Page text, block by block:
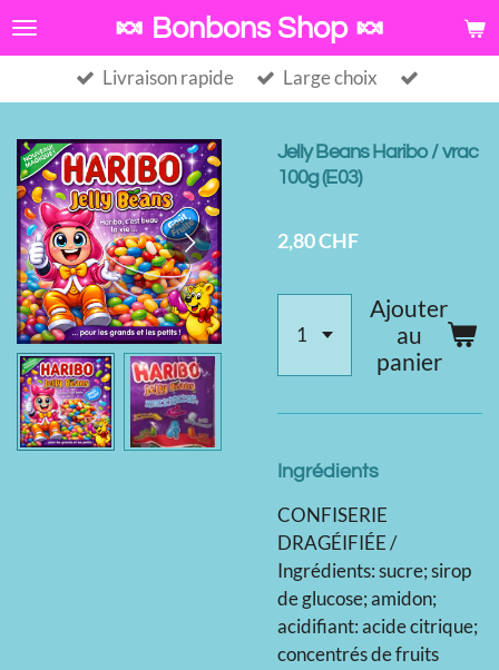
Passer
au
contenu
principal
🍬 Bonbons Shop 🍬
Livraison rapide Large choix
Jelly Beans Haribo / vrac
100g (E03)
2,80 CHF
Ajouter
au
panier
Ingrédients
CONFISERIE
DRAGÉIFIÉE /
Ingrédients: sucre; sirop
de glucose; amidon;
acidifiant: acide citrique;
concentrés de fruits